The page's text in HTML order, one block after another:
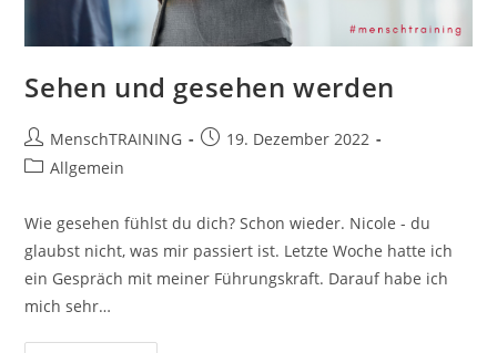
Sehen und gesehen werden
Beitrags-
Autor:
MenschTRAINING
Beitrag19. Dezember 2022
Beitrags-
Allgemein
Wie gesehen fühlst du dich? Schon wieder. Nicole - du
glaubst nicht, was mir passiert ist. Letzte Woche hatte ich
ein Gespräch mit meiner Führungskraft. Darauf habe ich
mich sehr…